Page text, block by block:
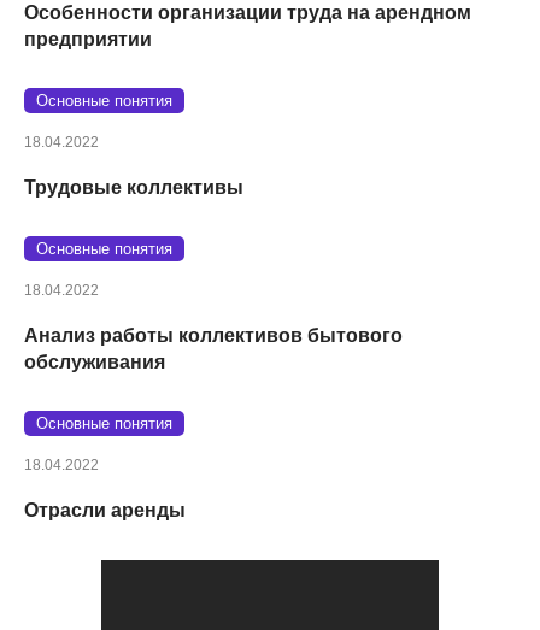
Особенности организации труда на арендном
предприятии
Основные понятия
18.04.2022
Трудовые коллективы
Основные понятия
18.04.2022
Анализ работы коллективов бытового
обслуживания
Основные понятия
18.04.2022
Отрасли аренды